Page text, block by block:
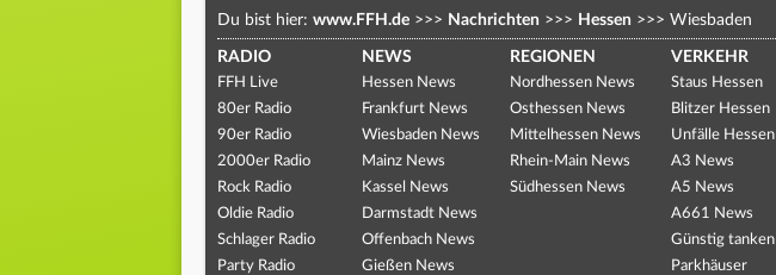
Du bist hier: www.FFH.de >>> Nachrichten >>> Hessen >>> Wiesbaden
RADIO
FFH Live
80er Radio
90er Radio
2000er Radio
Rock Radio
Oldie Radio
Schlager Radio
Party Radio
NEWS
Hessen News
Frankfurt News
Wiesbaden News
Mainz News
Kassel News
Darmstadt News
Offenbach News
Gießen News
REGIONEN
Nordhessen News
Osthessen News
Mittelhessen News
Rhein-Main News
Südhessen News
VERKEHR
Staus Hessen
Blitzer Hessen
Unfälle Hessen
A3 News
A5 News
A661 News
Günstig tanken
Parkhäuser